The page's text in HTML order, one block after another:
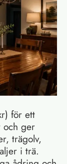
för ett
och ger
trägolv,
i trä.